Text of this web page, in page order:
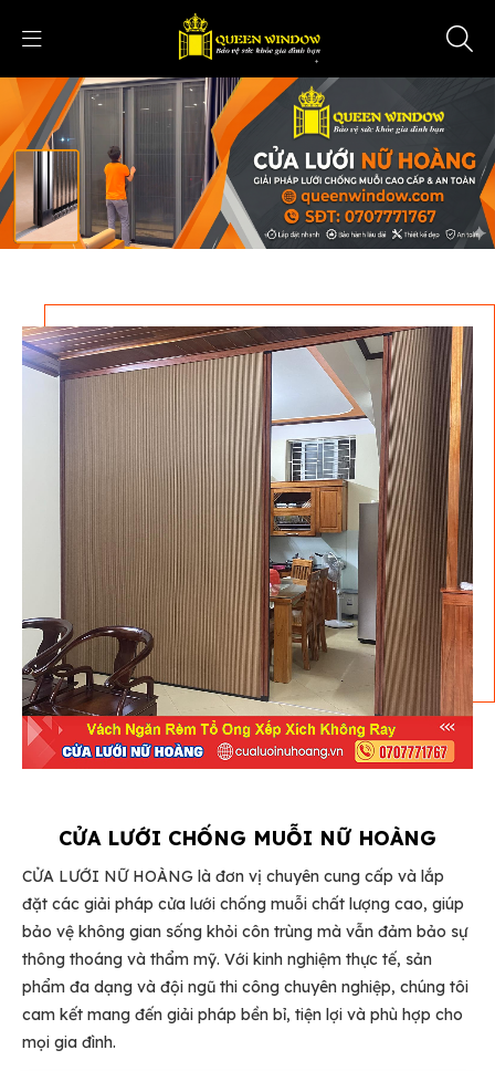
CỬA LƯỚI CHỐNG MUỖI NỮ HOÀNG
CỬA LƯỚI NỮ HOÀNG là đơn vị chuyên cung cấp và lắp
đặt các giải pháp cửa lưới chống muỗi chất lượng cao, giúp
bảo vệ không gian sống khỏi côn trùng mà vẫn đảm bảo sự
thông thoáng và thẩm mỹ. Với kinh nghiệm thực tế, sản
phẩm đa dạng và đội ngũ thi công chuyên nghiệp, chúng tôi
cam kết mang đến giải pháp bền bỉ, tiện lợi và phù hợp cho
mọi gia đình.